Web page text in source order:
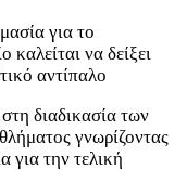
για το
να δείξει
αντίπαλο
διαδικασία των
γνωρίζοντας
για την τελική